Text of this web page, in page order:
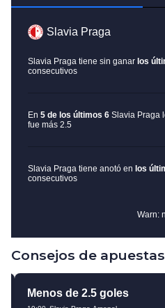
Consejos de apuestas